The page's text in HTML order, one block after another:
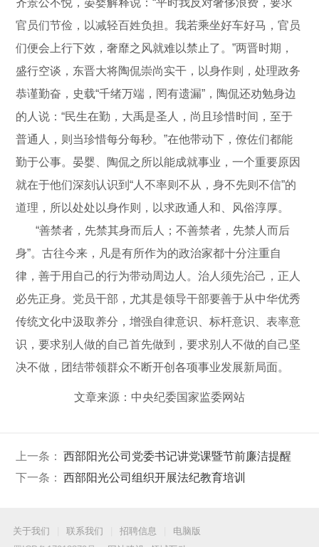
齐景公不悦，晏婴解释说：“平时我反对奢侈浪费，要求
官员们节俭，以减轻百姓负担。我若乘坐好车好马，官员
们便会上行下效，奢靡之风就难以禁止了。”两晋时期，
盛行空谈，东晋大将陶侃崇尚实干，以身作则，处理政务
恭谨勤奋，史载“千绪万端，罔有遗漏”，陶侃还劝勉身边
的人说：“民生在勤，大禹是圣人，尚且珍惜时间，至于
普通人，则当珍惜每分每秒。”在他带动下，僚佐们都能
勤于公事。晏婴、陶侃之所以能成就事业，一个重要原因
就在于他们深刻认识到“人不率则不从，身不先则不信”的
道理，所以处处以身作则，以求政通人和、风俗淳厚。
“善禁者，先禁其身而后人；不善禁者，先禁人而后
身”。古往今来，凡是有所作为的政治家都十分注重自
律，善于用自己的行为带动周边人。治人须先治己，正人
必先正身。党员干部，尤其是领导干部要善于从中华优秀
传统文化中汲取养分，增强自律意识、标杆意识、表率意
识，要求别人做的自己首先做到，要求别人不做的自己坚
决不做，团结带领群众不断开创各项事业发展新局面。
文章来源：中央纪委国家监委网站
上一条：
西部阳光公司党委书记讲党课暨节前廉洁提醒
下一条：
西部阳光公司组织开展法纪教育培训
关于我们 联系我们 招聘信息
电脑版